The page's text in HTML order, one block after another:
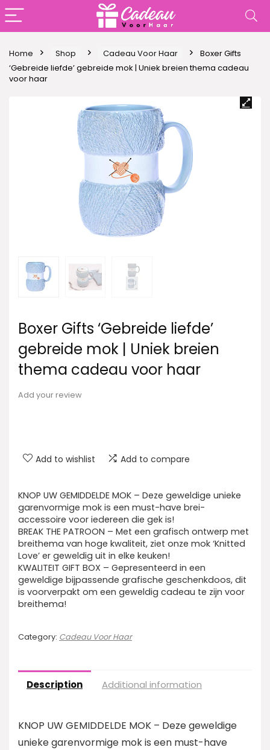
Home Shop Cadeau Voor Haar
Boxer Gifts
‘Gebreide liefde’ gebreide mok | Uniek breien thema cadeau
voor haar
Boxer Gifts ‘Gebreide liefde’
gebreide mok | Uniek breien
thema cadeau voor haar
Add your review
Add to wishlist Add to compare
KNOP UW GEMIDDELDE MOK – Deze geweldige unieke
garenvormige mok is een must-have brei-
accessoire voor iedereen die gek is!
BREAK THE PATROON – Met een grafisch ontwerp met
breithema van hoge kwaliteit, ziet onze mok ‘Knitted
Love’ er geweldig uit in elke keuken!
KWALITEIT GIFT BOX – Gepresenteerd in een
geweldige bijpassende grafische geschenkdoos, dit
is voorverpakt om een geweldig cadeau te zijn voor
breithema!
Category: Cadeau Voor Haar
Description Additional information
KNOP UW GEMIDDELDE MOK – Deze geweldige
unieke garenvormige mok is een must-have